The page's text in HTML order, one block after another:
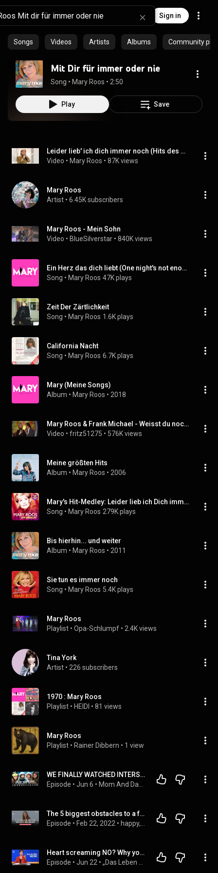
Sign in
Songs Videos Artists Albums Community
Mit Dir für immer oder nie
Song • Mary Roos • 2:50
Play Save
Leider lieb' ich dich immer noch (Hits des Jahres 1999, 12.01...
Video • Mary Roos • 87K views
Mary Roos
Artist • 6.45K subscribers
Mary Roos - Mein Sohn
Video • BlueSilverstar • 840K views
Ein Herz das dich liebt (One night's not enough)
Song • Mary Roos 47K plays
Zeit Der Zärtlichkeit
Song • Mary Roos 1.6K plays
California Nacht
Song • Mary Roos 6.7K plays
Mary (Meine Songs)
Album • Mary Roos • 2018
Mary Roos & Frank Michael - Weisst du noch - Je n' oublie pas 2007
Video • fritz51275 • 576K views
Meine größten Hits
Album • Mary Roos • 2006
Mary's Hit-Medley: Leider lieb ich Dich immer noch / Schau Dich nicht um / Vorsicht zerbrechlich / Neues Spiel, neue Chance , neues Glück / Einmal um die Welt
Song • Mary Roos 279K plays
Bis hierhin... und weiter
Album • Mary Roos • 2011
Sie tun es immer noch
Song • Mary Roos 5.4K plays
Mary Roos
Playlist • Opa-Schlumpf • 2.4K views
Tina York
Artist • 226 subscribers
1970 : Mary Roos
Playlist • HEIDI • 81 views
Mary Roos
Playlist • Rainer Dibbern • 1 view
WE FINALLY WATCHED INTERSTELLAR (2014) & IT BROKE US! | Mom & Daughter Reacts
Episode • Jun 6 •
The 5 biggest obstacles to a fulfilling relationship
Episode • Feb 22, 2022 •
Heart screaming NO? Why your yes is making you sick! 💔 – Joyce Meyer – Mastering everyday life wi...
Episode • Jun 22 •